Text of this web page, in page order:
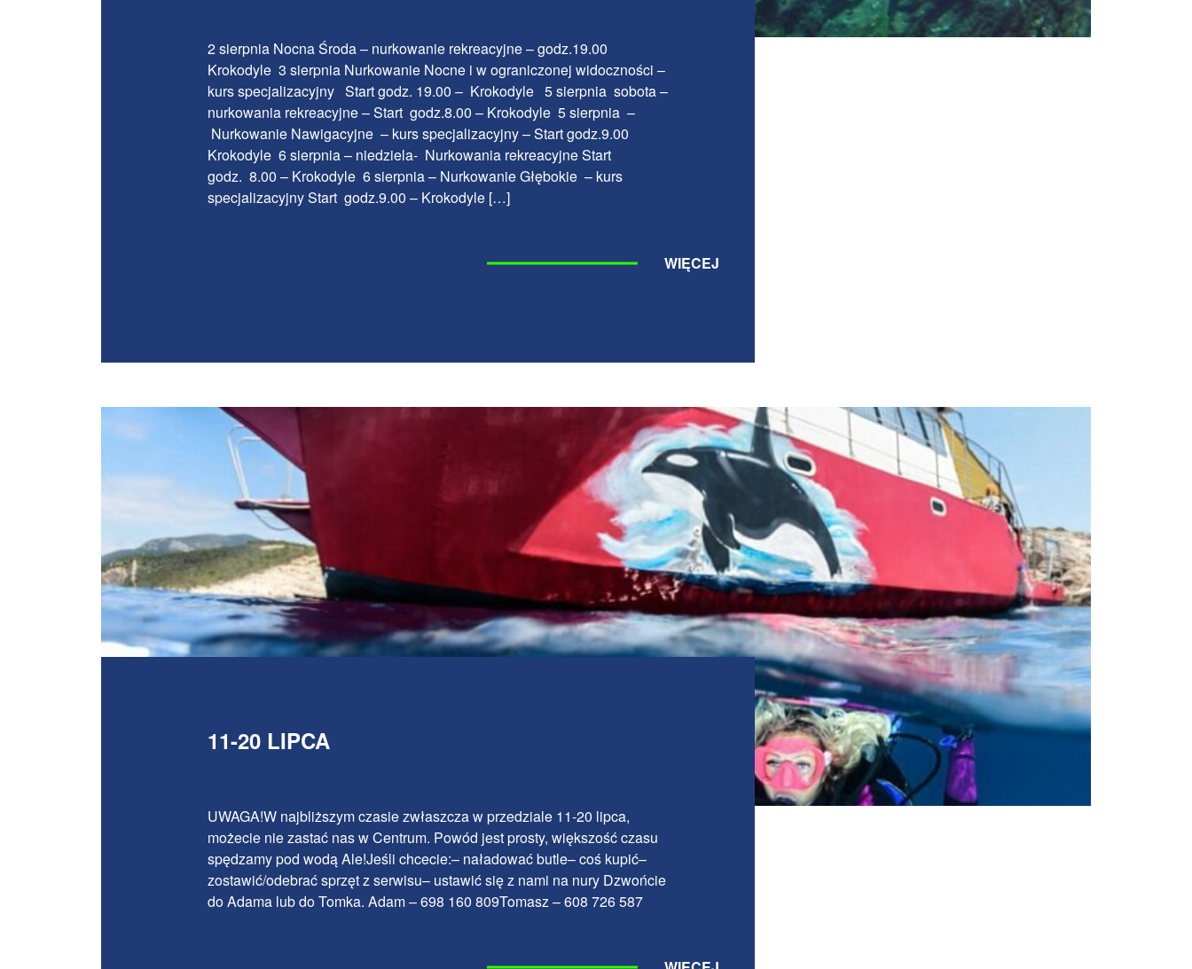
2 sierpnia Nocna Środa – nurkowanie rekreacyjne – godz.19.00
Krokodyle 3 sierpnia Nurkowanie Nocne i w ograniczonej widoczności –
kurs specjalizacyjny Start godz. 19.00 – Krokodyle 5 sierpnia sobota –
nurkowania rekreacyjne – Start godz.8.00 – Krokodyle 5 sierpnia –
Nurkowanie Nawigacyjne – kurs specjalizacyjny – Start godz.9.00
Krokodyle 6 sierpnia – niedziela- Nurkowania rekreacyjne Start
godz. 8.00 – Krokodyle 6 sierpnia – Nurkowanie Głębokie – kurs
specjalizacyjny Start godz.9.00 – Krokodyle […]
WIĘCEJ
11-20 LIPCA
UWAGA!W najbliższym czasie zwłaszcza w przedziale 11-20 lipca,
możecie nie zastać nas w Centrum. Powód jest prosty, większość czasu
spędzamy pod wodą Ale!Jeśli chcecie:– naładować butle– coś kupić–
zostawić/odebrać sprzęt z serwisu– ustawić się z nami na nury Dzwońcie
do Adama lub do Tomka. Adam – 698 160 809Tomasz – 608 726 587